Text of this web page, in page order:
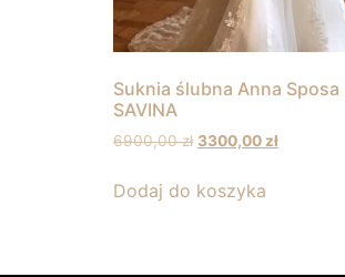
Suknia ślubna Anna Sposa
SAVINA
6900,00zł 3300,00 zł
Dodaj do koszyka